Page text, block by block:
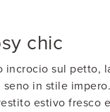
chic
incrocio sul petto,
seno in stile
estivo fresco